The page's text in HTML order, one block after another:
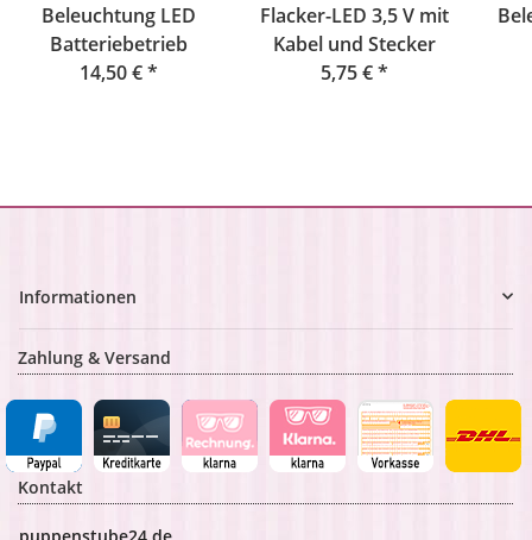
Beleuchtung LED
Batteriebetrieb
14,50 €*
Flacker-LED 3,5 V mit
Kabel und Stecker
5,75 €*
Informationen
Zahlung & Versand
Kontakt
puppenstube24.de